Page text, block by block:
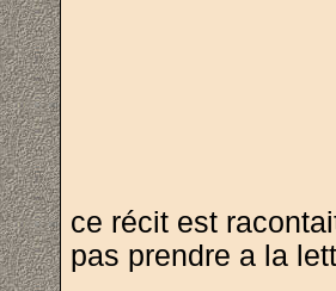
ce récit est
pas prendre a la